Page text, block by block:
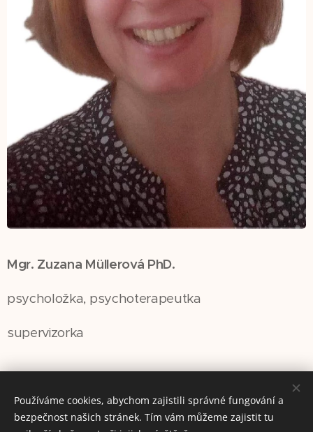
Mgr. Zuzana Müllerová PhD.
psycholožka, psychoterapeutka
supervizorka
Používáme cookies, abychom zajistili správné fungování a
bezpečnost našich stránek. Tím vám můžeme zajistit tu